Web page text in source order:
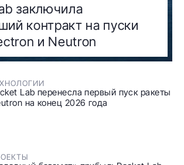
заключила
контракт на пуски
и Neutron
Lab перенесла первый пуск ракеты
на конец 2026 года